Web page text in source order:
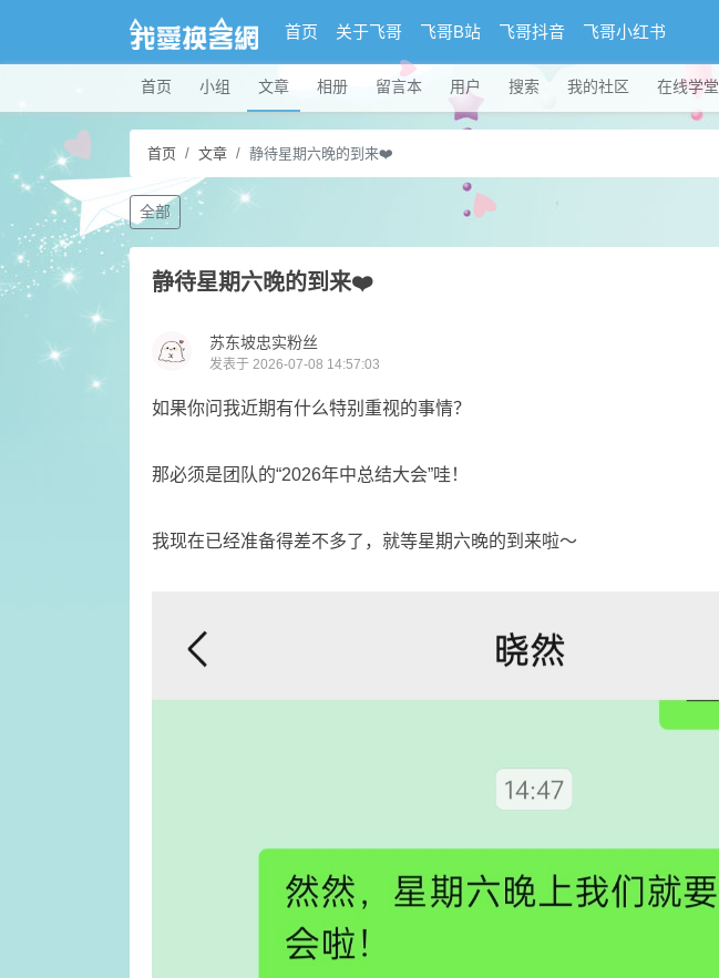
首页 关于飞哥 飞哥B站 飞哥抖音 飞哥小红书
首页 小组 文章 相册 留言本 用户 搜索 我的社区 在线学堂
首页 文章 静待星期六晚的到来❤️
全部
静待星期六晚的到来❤️
苏东坡忠实粉丝
发表于 2026-07-08 14:57:03
​如果你问我近期有什么特别重视的事情？
​那必须是团队的“2026年中总结大会”哇！
​我现在已经准备得差不多了，就等星期六晚的到来啦～